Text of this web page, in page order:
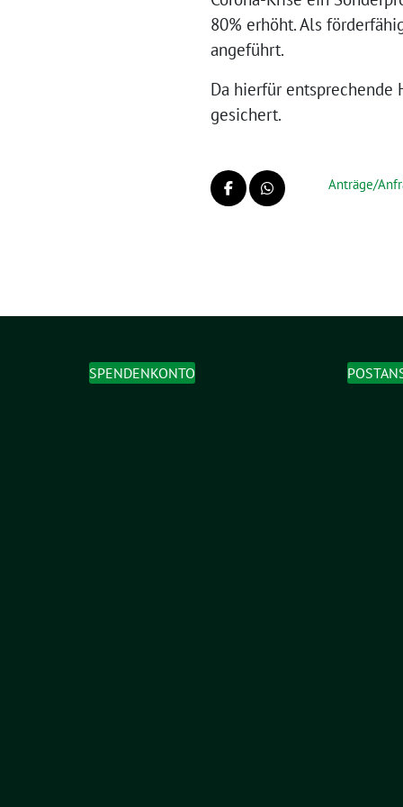
80% erhöht. Als
angeführt.
Da hierfür
gesichert.
Anträge/
SPENDENKONTO